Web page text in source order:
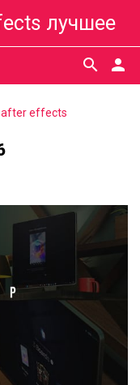
лучшее
person
search
after effects